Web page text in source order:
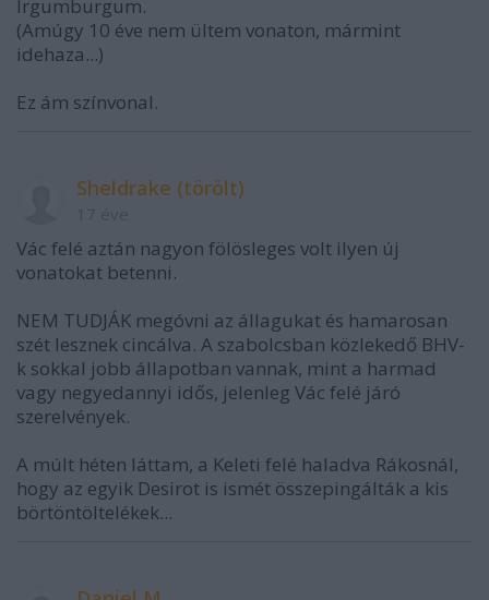
Irgumburgum.
(Amúgy 10 éve nem ültem vonaton, mármint
idehaza...)
Ez ám színvonal.
Sheldrake (törölt)
Vác felé aztán nagyon fölösleges volt ilyen új
vonatokat betenni.
NEM TUDJÁK megóvni az állagukat és hamarosan
szét lesznek cincálva. A szabolcsban közlekedő BHV-
k sokkal jobb állapotban vannak, mint a harmad
vagy negyedannyi idős, jelenleg Vác felé járó
szerelvények.
A múlt héten láttam, a Keleti felé haladva Rákosnál,
hogy az egyik Desirot is ismét összepingálták a kis
börtöntöltelékek...